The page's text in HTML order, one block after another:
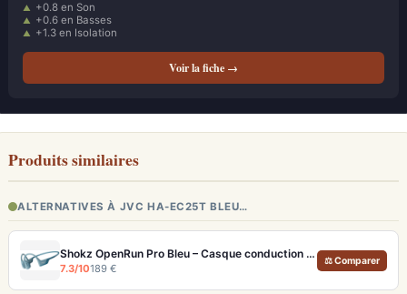
+0.8 en Son
+0.6 en Basses
+1.3 en Isolation
Voir la fiche →
Produits similaires
ALTERNATIVES À JVC HA-EC25T BLEU…
Shokz OpenRun Pro Bleu – Casque conduction osseuse sport premium
7.3/10189 €
⚖ Comparer